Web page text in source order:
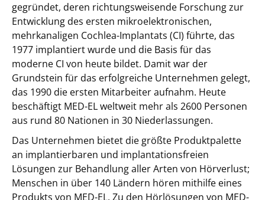
gegründet, deren richtungsweisende Forschung zur
Entwicklung des ersten mikroelektronischen,
mehrkanaligen Cochlea-Implantats (CI) führte, das
1977 implantiert wurde und die Basis für das
moderne CI von heute bildet. Damit war der
Grundstein für das erfolgreiche Unternehmen gelegt,
das 1990 die ersten Mitarbeiter aufnahm. Heute
beschäftigt MED-EL weltweit mehr als 2600 Personen
aus rund 80 Nationen in 30 Niederlassungen.
Das Unternehmen bietet die größte Produktpalette
an implantierbaren und implantationsfreien
Lösungen zur Behandlung aller Arten von Hörverlust;
Menschen in über 140 Ländern hören mithilfe eines
Produkts von MED-EL. Zu den Hörlösungen von MED-